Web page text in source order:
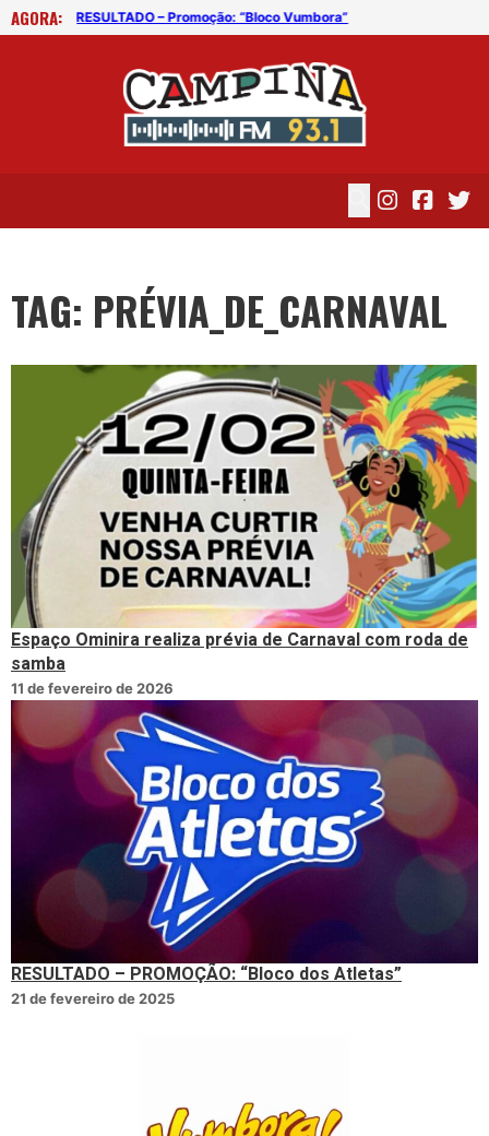
AGORA: RESULTADO – Promoção: “Bloco Vumbora”
TAG: PRÉVIA_DE_CARNAVAL
Espaço Ominira realiza prévia de Carnaval com roda de
samba
11 de fevereiro de 2026
RESULTADO – PROMOÇÃO: “Bloco dos Atletas”
21 de fevereiro de 2025